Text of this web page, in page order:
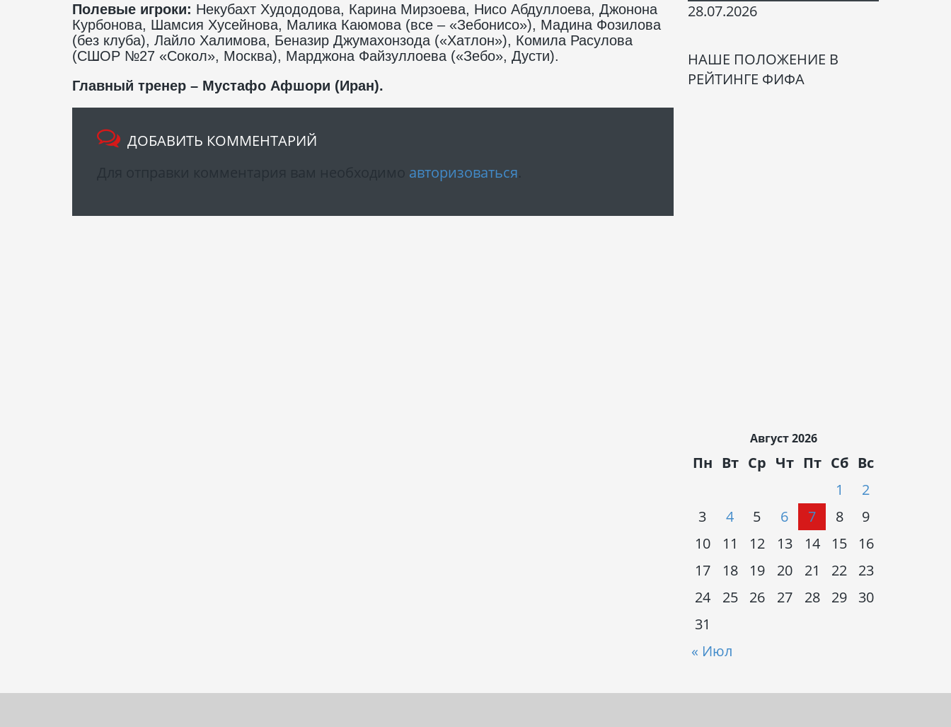
Полевые игроки: Некубахт Худододова, Карина Мирзоева, Нисо Абдуллоева, Джонона
Курбонова, Шамсия Хусейнова, Малика Каюмова (все – «Зебонисо»), Мадина Фозилова
(без клуба), Лайло Халимова, Беназир Джумахонзода («Хатлон»), Комила Расулова
(СШОР №27 «Сокол», Москва), Марджона Файзуллоева («Зебо», Дусти).
Главный тренер – Мустафо Афшори (Иран).
ДОБАВИТЬ КОММЕНТАРИЙ
авторизоваться
28.07.2026
НАШЕ ПОЛОЖЕНИЕ В
РЕЙТИНГЕ ФИФА
Август 2026
Пн Вт Ср Чт Пт Сб Вс
« Июл
1
2
3
4 5 6 7 8
9
10
11 12 13 14 15
16
17
18 19 20 21 22
23
24
25 26 27 28 29
30
31